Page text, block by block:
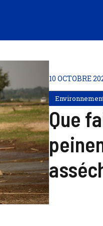
10 OCTOBRE
Que